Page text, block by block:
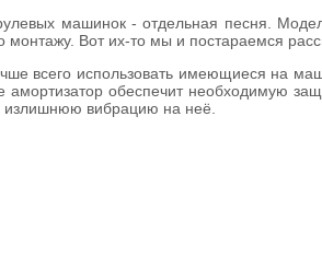
машинок - отдельная песня.
монтажу. Вот их-то мы и постараемся
всего использовать имеющиеся на
амортизатор обеспечит необходимую
излишнюю вибрацию на неё.